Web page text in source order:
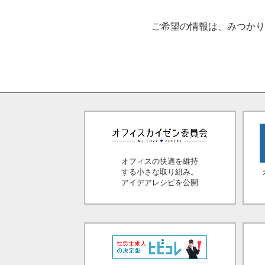
ご希望の情報は、みつか
オフィスの快適を維持
する小さな取り組み。
アイデアレシピを公開